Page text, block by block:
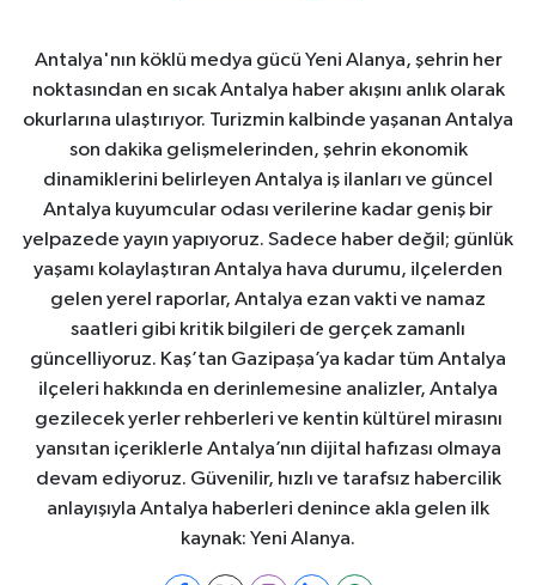
Antalya'nın köklü medya gücü Yeni Alanya, şehrin her
noktasından en sıcak Antalya haber akışını anlık olarak
okurlarına ulaştırıyor. Turizmin kalbinde yaşanan Antalya
son dakika gelişmelerinden, şehrin ekonomik
dinamiklerini belirleyen Antalya iş ilanları ve güncel
Antalya kuyumcular odası verilerine kadar geniş bir
yelpazede yayın yapıyoruz. Sadece haber değil; günlük
yaşamı kolaylaştıran Antalya hava durumu, ilçelerden
gelen yerel raporlar, Antalya ezan vakti ve namaz
saatleri gibi kritik bilgileri de gerçek zamanlı
güncelliyoruz. Kaş’tan Gazipaşa’ya kadar tüm Antalya
ilçeleri hakkında en derinlemesine analizler, Antalya
gezilecek yerler rehberleri ve kentin kültürel mirasını
yansıtan içeriklerle Antalya’nın dijital hafızası olmaya
devam ediyoruz. Güvenilir, hızlı ve tarafsız habercilik
anlayışıyla Antalya haberleri denince akla gelen ilk
kaynak: Yeni Alanya.